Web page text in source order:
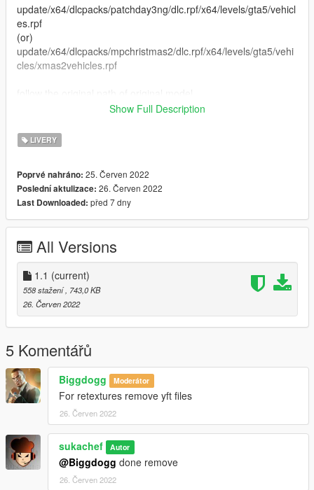
update/x64/dlcpacks/patchday3ng/dlc.rpf/x64/levels/gta5/vehicl
es.rpf
(or)
update/x64/dlcpacks/mpchristmas2/dlc.rpf/x64/levels/gta5/vehi
cles/xmas2vehicles.rpf
Replaced vehicle -mule.ytd
Show Full Description
LIVERY
Poprvé nahráno: 25. Červen 2022
Poslední aktulizace: 26. Červen 2022
Last Downloaded: před 7 dny
All Versions
1.1 (current)
558 stažení , 743,0 KB
26. Červen 2022
5 Komentářů
Biggdogg Moderátor
For retextures remove yft files
26. Červen 2022
sukachef Autor
@Biggdogg done remove
26. Červen 2022